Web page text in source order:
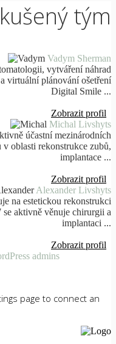
tým
Vadym Sherman
vytváření náhrad
virtuální plánování ošetření
Digital Smile ...
Zobrazit profil
Michal Livshyts
účastní mezinárodních
oblasti rekonstrukce zubů,
implantace ...
Zobrazit profil
Alexander Livshyts
na estetickou rekonstrukci
aktivně věnuje chirurgii a
implantaci ...
Zobrazit profil
admins
page to connect an